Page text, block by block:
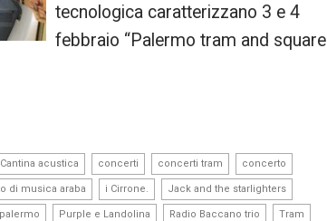
tecnologica caratterizzano 3 e 4
febbraio “Palermo tram and square
Cantina acustica concerti concerti tram concerto
di musica araba i Cirrone. Jack and the starlighters
Purple e Landolina Radio Baccano trio Tram